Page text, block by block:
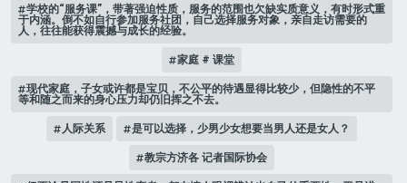
学校的“服务课”，带著强迫性质，服务的范围也欠缺实质意义，有时形式重
于内涵。倒不如自行参加服务社团，自己选择服务对象，亲自走访需要的
人，往往能获得震撼与成长的经验。
家庭 # 课堂
现代家庭，子女或许都是宝贝，不公平的待遇显得比较少，但隐性的不平
等和随之而来的身心压力却仍旧挥之不去。
人际关系 是可以选择，少男少女想要当男人还是女人？
教宗方济各 记者国际协会